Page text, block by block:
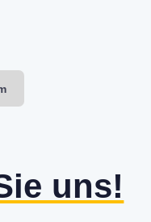
uns!